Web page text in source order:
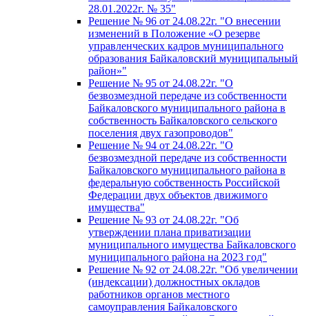
28.01.2022г. № 35"
Решение № 96 от 24.08.22г. "О внесении
изменений в Положение «О резерве
управленческих кадров муниципального
образования Байкаловский муниципальный
район»"
Решение № 95 от 24.08.22г. "О
безвозмездной передаче из собственности
Байкаловского муниципального района в
собственность Байкаловского сельского
поселения двух газопроводов"
Решение № 94 от 24.08.22г. "О
безвозмездной передаче из собственности
Байкаловского муниципального района в
федеральную собственность Российской
Федерации двух объектов движимого
имущества"
Решение № 93 от 24.08.22г. "Об
утверждении плана приватизации
муниципального имущества Байкаловского
муниципального района на 2023 год"
Решение № 92 от 24.08.22г. "Об увеличении
(индексации) должностных окладов
работников органов местного
самоуправления Байкаловского